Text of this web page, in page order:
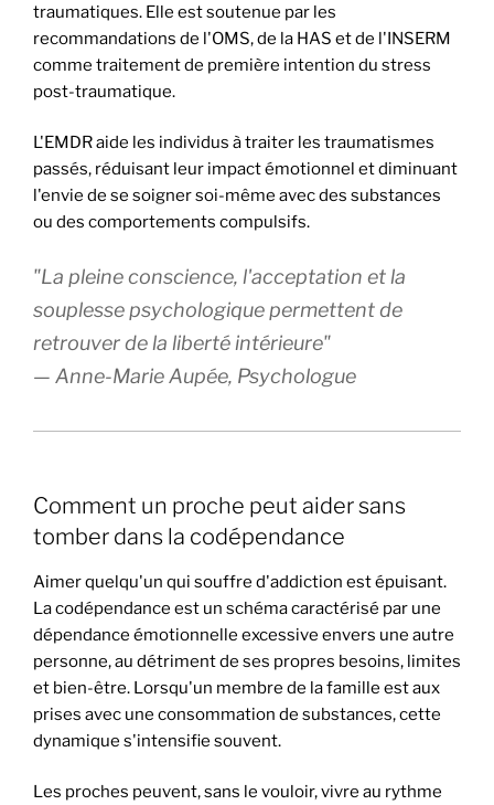
traumatiques. Elle est soutenue par les
recommandations de l'OMS, de la HAS et de l'INSERM
comme traitement de première intention du stress
post-traumatique.
L'EMDR aide les individus à traiter les traumatismes
passés, réduisant leur impact émotionnel et diminuant
l'envie de se soigner soi-même avec des substances
ou des comportements compulsifs.
"La pleine conscience, l'acceptation et la
souplesse psychologique permettent de
retrouver de la liberté intérieure"
— Anne-Marie Aupée, Psychologue
Comment un proche peut aider sans
tomber dans la codépendance
Aimer quelqu'un qui souffre d'addiction est épuisant.
La codépendance est un schéma caractérisé par une
dépendance émotionnelle excessive envers une autre
personne, au détriment de ses propres besoins, limites
et bien-être. Lorsqu'un membre de la famille est aux
prises avec une consommation de substances, cette
dynamique s'intensifie souvent.
Les proches peuvent, sans le vouloir, vivre au rythme